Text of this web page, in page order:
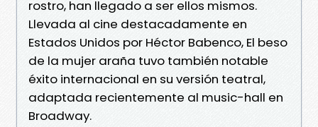
rostro, han llegado a ser ellos mismos.
Llevada al cine destacadamente en
Estados Unidos por Héctor Babenco, El beso
de la mujer araña tuvo también notable
éxito internacional en su versión teatral,
adaptada recientemente al music-hall en
Broadway.